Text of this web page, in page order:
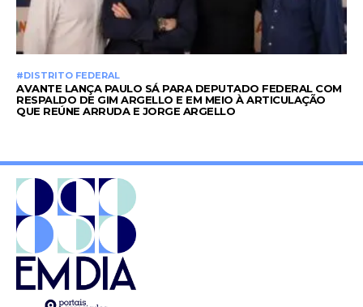
#DISTRITO FEDERAL
AVANTE LANÇA PAULO SÁ PARA DEPUTADO FEDERAL COM
RESPALDO DE GIM ARGELLO E EM MEIO À ARTICULAÇÃO
QUE REÚNE ARRUDA E JORGE ARGELLO